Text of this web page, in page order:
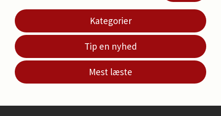
Kategorier
Tip en nyhed
Mest læste